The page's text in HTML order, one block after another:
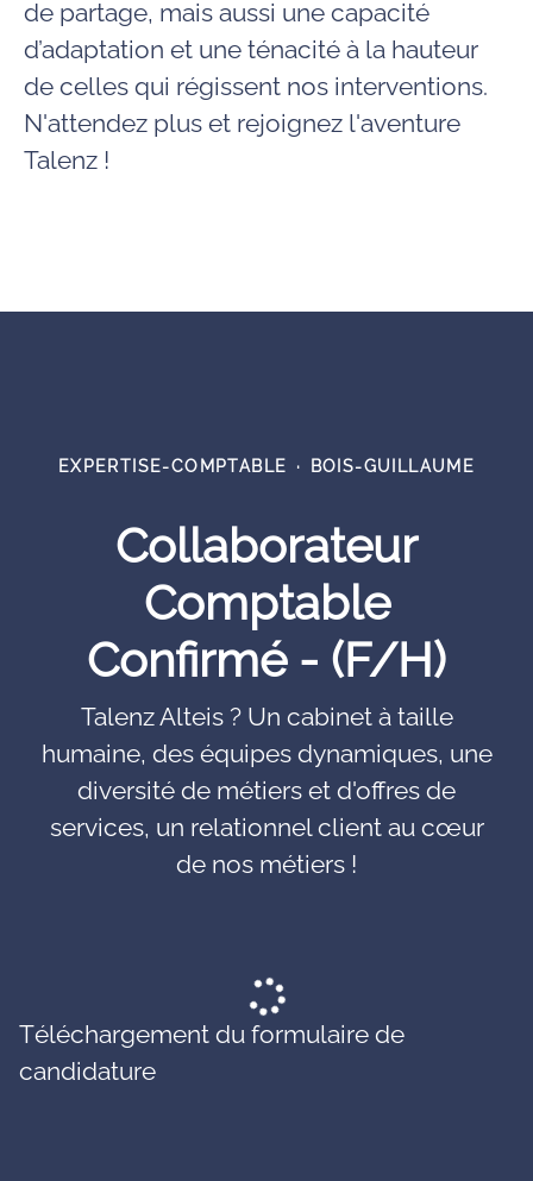
de partage, mais aussi une capacité
d’adaptation et une ténacité à la hauteur
de celles qui régissent nos interventions.
N'attendez plus et rejoignez l'aventure
Talenz !
EXPERTISE-COMPTABLE · BOIS-GUILLAUME
Collaborateur
Comptable
Confirmé - (F/H)
Talenz Alteis ? Un cabinet à taille
humaine, des équipes dynamiques, une
diversité de métiers et d'offres de
services, un relationnel client au cœur
de nos métiers !
Téléchargement du formulaire de
candidature